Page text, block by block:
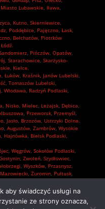
Lubawskie, Iława,
, Kutno, Skierniewice,
, Poddębice, Pajęczno, Łask,
, Bełchatów, Piotrków
Łódź.
, Pińczów, Opatów,
, Starachowice, Skarżysko-
, Kielce.
, Łuków, Kraśnik, Janów Lubelski,
, Tomaszów Lubelski,
, Włodawa, Radzyń Podlaski,
, Nisko, Mielec, Leżajsk, Dębica,
, Przeworsk, Przemyśl,
, Jasło, Brzozów, Ustrzyki Dolne.
, Augustów, Zambrów, Wysokie
, Hajnówka, Bielsk Podlaski,
, Węgrów, Sokołów Podlaski,
, Zwoleń, Szydłowiec,
, Wyszków, Przasnysz,
, Żuromin, Pułtusk,
Mińsk Mazowiecki ,Legionowo ,
aby świadczyć usługi na
ze strony oznacza,